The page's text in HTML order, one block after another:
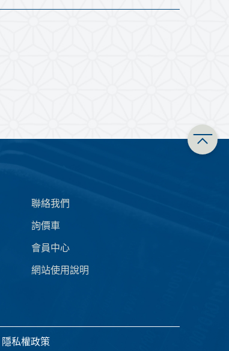
聯絡我們
詢價車
會員中心
網站使用說明
隱私權政策